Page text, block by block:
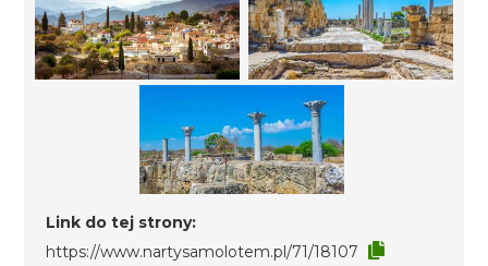
Link do tej strony:
https://www.nartysamolotem.pl/71/18107